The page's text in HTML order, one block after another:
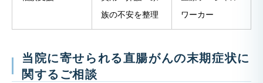
族の不安を整理
ワーカー
当院に寄せられる直腸がんの末期症状に
関するご相談